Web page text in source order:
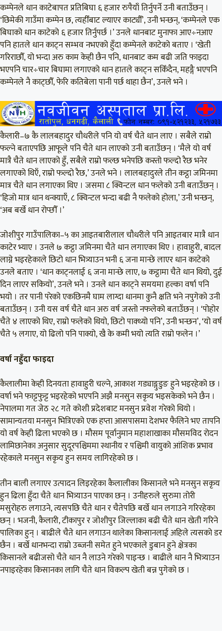
कम्पेनले धान काटेबापत प्रतिबिघा ६ हजार रुपैयाँ तिर्नुपर्ने उनी बताउँछन् ।
‘छिमेकी गाउँमा कम्पेन छ, त्यहीँबाट ल्याएर काट्यौँ’, उनी भन्छन्, ‘कम्पेनले एक
बिघाको धान काटेको ६ हजार तिर्नुपर्छ ।’ उनले धानबाट मुनाफा आए÷नआए
पनि हातले धान काट्न सम्भव नभएको हुँदा कम्पेनले काटेको बताए । ‘खेती
गरिराछौँ, यो भन्दा अरु काम केही छैन पनि, धानबाट कम बढी जति फाइदा
भएपनि चार÷चार बिघामा लगाएको धान हातले काट्न सकिँदैन, महङ्गै भएपनि
कम्पेनले नै काट्छौँ, फेरि कतिबेला पानी पर्छ थाहा छैन’, उनले भने ।
कैलारी–७ कै लालबहादुर चौधरीले पनि यो वर्ष चैते धान लाए । सबैले राम्रो
फल्ने बताएपछि आफूले पनि चैते धान लाएको उनी बताउँछन् । ‘मैले यो वर्ष
मात्रै चैते धान लाएको हुँ, सबैले राम्रो फल्छ भनेपछि कस्तो फल्दो रैछ भनेर
लगाएको थिएँ, राम्रो फल्दो रैछ,’ उनले भने । लालबहादुरले तीन कट्ठा जमिनमा
मात्र चैते धान लगाएका थिए । जसमा ८ क्विन्टल धान फलेको उनी बताउँछन् ।
‘हिजो मात्र धान थन्क्याएँ, ८ क्विन्टल भन्दा बढी नै फलेको होला,’ उनी भन्छन्,
‘अब बर्खे धान रोप्छौँ ।’
जोशीपुर गाउँपालिका–५ का आइतबारीलाल चौधरीले पनि आइतबार मात्रै धान
काटेर भ्याए । उनले ७ कट्ठा जमिनमा चैते धान लगाएका थिए । हावाहुरी, बादल
लाग्ने भइरहेकाले छिटो धान भित्र्याउन भनी ६ जना मान्छे लाएर धान काटेको
उनले बताए । ‘धान काट्नलाई ६ जना मान्छे लाए, ७ कट्ठामा चैते धान थियो, दुई
दिन लाएर सकियो’, उनले भने । उनले धान काट्ने समयमा हल्का वर्षा पनि
भयो । तर पानी परेको एकछिनमै घाम लाग्दा धानमा कुनै क्षति भने नपुगेको उनी
बताउँछन् । उनी यस वर्ष चैते धान अरु वर्ष जस्तो नफलेको बताउँछन् । ‘पोहोर
चैते ४ लाएको थिए, राम्रो फलेको थियो, छिटो पाक्थ्यो पनि’, उनी भन्छन’, ‘यो वर्ष
चैते ५ लगाए, यो ढिलो पनि पाक्यो, खै के कमी भयो त्यति राम्रो फलेन ।’
वर्षा नहुँदा फाइदा
कैलालीमा केही दिनयता हावाहुरी चल्ने, आकाश गड्याङ्गुडुङ हुने भइरहेको छ ।
वर्षा भने फाट्टफुट्ट भइरहेको भएपनि अझै मनसुन सकृय भइसकेको भने छैन ।
नेपालमा गत जेठ २८ गते कोशी प्रदेशबाट मनसुन प्रवेश गरेको थियो ।
सामान्यतया मनसुन भित्रिएको एक हप्ता आसपासमा देशभर फैलिने भए तापनि
यो वर्ष केही ढिला भएको छ । मौसम पूर्वानुमान महाशाखाका मौसमविद रोदन
लामिछानेका अनुसार सुदूरपश्चिममा स्थानीय र पश्चिमी वायुको आंशिक प्रभाव
रहेकाले मनसुन सकृय हुन समय लागिरहेको छ ।
तीन बाली लगाएर उत्पादन लिइरहेका कैलालीका किसानले भने मनसुन सकृय
हुन ढिला हुँदा चैते धान भित्र्याउन पाएका छन् । उनीहरुले सुरुमा तोरी
मसुरोहरु लगाउने, त्यसपछि चैते धान र चैतेपछि बर्खे धान लगाउने गरिरहेका
छन् । भजनी, कैलारी, टीकापुर र जोशीपुर जिल्लाका बढी चैते धान खेती गरिने
पालिका हुन् । बाढीले चैते धान लगाउन थालेका किसानलाई अहिले त्यसको डर
छैन । बर्खे धानभन्दा राम्रो उब्जनी समेत हुने भएकाले डुबान हुने क्षेत्रका
किसानले बढीजसो चैते धान नै लाउने गरेको पाइन्छ । बाढीले धान नै भित्र्याउन
नपाइरहेका किसानका लागि चैते धान विकल्प खेती बन्न पुगेको छ ।